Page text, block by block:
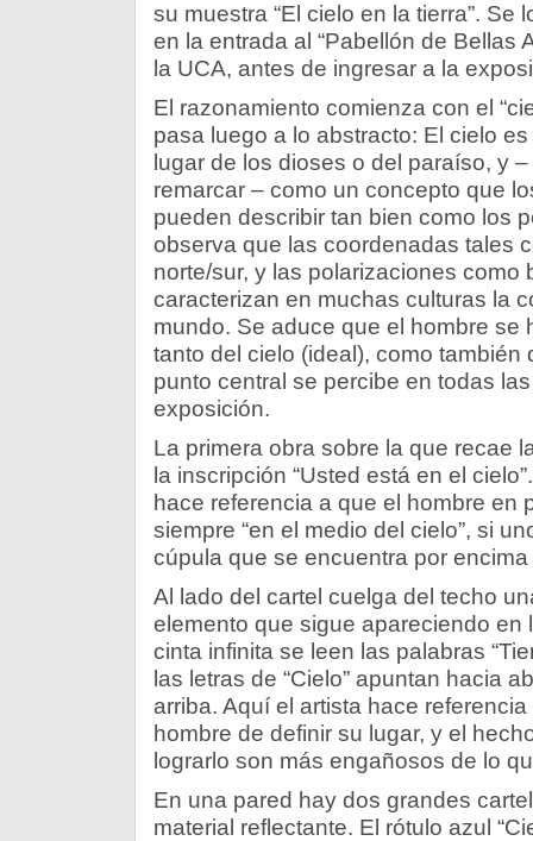
su muestra “El cielo en la tierra”. Se
en la entrada al “Pabellón de Bellas
la UCA, antes de ingresar a la
El razonamiento comienza con el
pasa luego a lo abstracto: El cielo
lugar de los dioses o del paraíso, y
remarcar – como un concepto que
pueden describir tan bien como los
observa que las coordenadas tales
norte/sur, y las polarizaciones como
caracterizan en muchas culturas la
mundo. Se aduce que el hombre se
tanto del cielo (ideal), como también
punto central se percibe en todas
exposición.
La primera obra sobre la que recae
la inscripción “Usted está en el
hace referencia a que el hombre en
siempre “en el medio del cielo”, si
cúpula que se encuentra por encima
Al lado del cartel cuelga del techo
elemento que sigue apareciendo en
cinta infinita se leen las palabras
las letras de “Cielo” apuntan hacia
arriba. Aquí el artista hace
hombre de definir su lugar, y el
lograrlo son más engañosos de lo
En una pared hay dos grandes
material reflectante. El rótulo azul